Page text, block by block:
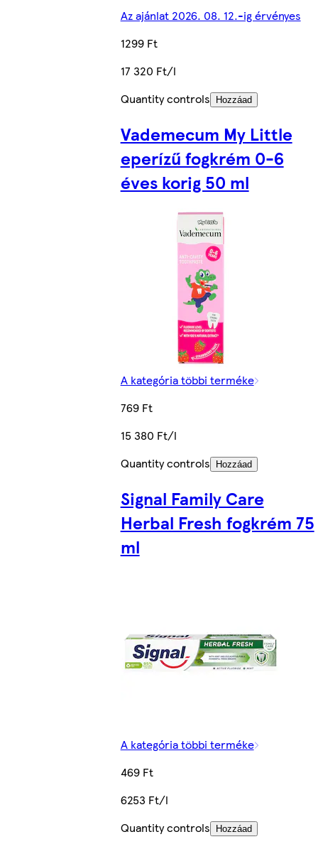
Az ajánlat 2026. 08. 12.-ig érvényes
1299 Ft
17 320 Ft/l
Quantity controls
Hozzáad
Vademecum My Little
eperízű fogkrém 0-6
éves korig 50 ml
A kategória többi terméke
769 Ft
15 380 Ft/l
Quantity controls
Hozzáad
Signal Family Care
Herbal Fresh fogkrém 75
ml
A kategória többi terméke
469 Ft
6253 Ft/l
Quantity controls
Hozzáad